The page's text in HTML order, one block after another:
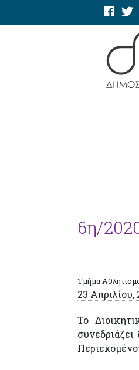
6η/
Τμήμα
23 Απριλίου,
Το
συνεδριάζει